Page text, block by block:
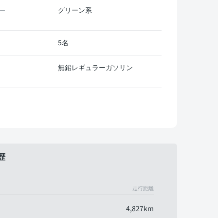
グリーン系
5名
無鉛レギュラーガソリン
走行距離
4,827km